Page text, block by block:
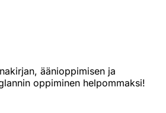
äänioppimisen ja
oppiminen helpommaksi!